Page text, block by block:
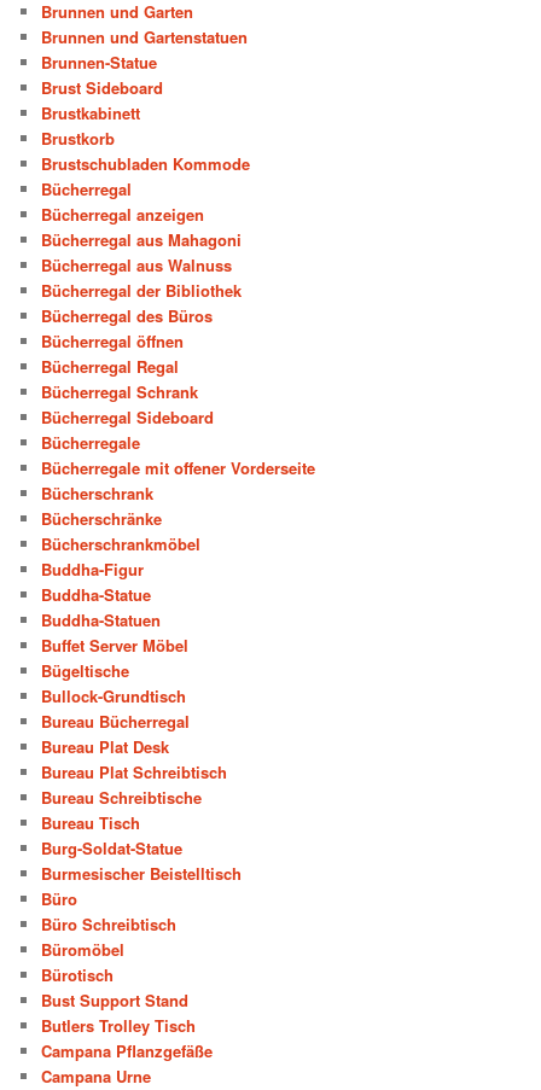
Brunnen und Garten
Brunnen und Gartenstatuen
Brunnen-Statue
Brust Sideboard
Brustkabinett
Brustkorb
Brustschubladen Kommode
Bücherregal
Bücherregal anzeigen
Bücherregal aus Mahagoni
Bücherregal aus Walnuss
Bücherregal der Bibliothek
Bücherregal des Büros
Bücherregal öffnen
Bücherregal Regal
Bücherregal Schrank
Bücherregal Sideboard
Bücherregale
Bücherregale mit offener Vorderseite
Bücherschrank
Bücherschränke
Bücherschrankmöbel
Buddha-Figur
Buddha-Statue
Buddha-Statuen
Buffet Server Möbel
Bügeltische
Bullock-Grundtisch
Bureau Bücherregal
Bureau Plat Desk
Bureau Plat Schreibtisch
Bureau Schreibtische
Bureau Tisch
Burg-Soldat-Statue
Burmesischer Beistelltisch
Büro
Büro Schreibtisch
Büromöbel
Bürotisch
Bust Support Stand
Butlers Trolley Tisch
Campana Pflanzgefäße
Campana Urne